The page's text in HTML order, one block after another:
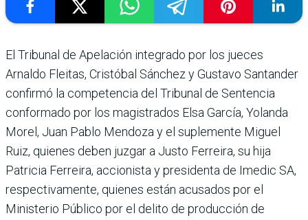
El Tribunal de Apelación integrado por los jueces
Arnaldo Fleitas, Cristóbal Sánchez y Gustavo Santander
confirmó la competencia del Tribunal de Sentencia
conformado por los magistrados Elsa García, Yolanda
Morel, Juan Pablo Mendoza y el suplemente Miguel
Ruiz, quienes deben juzgar a Justo Ferreira, su hija
Patricia Ferreira, accionista y presidenta de Imedic SA,
respectivamente, quienes están acusados por el
Ministerio Público por el delito de producción de